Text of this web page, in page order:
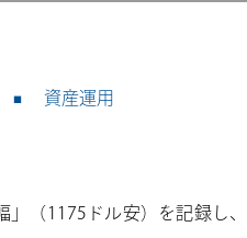
資産運用
」（1175ドル安）を記録し